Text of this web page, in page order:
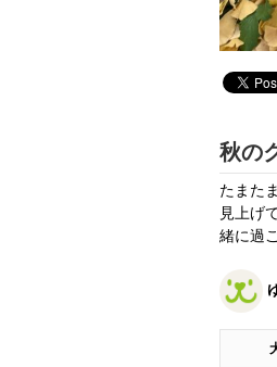
秋の
たまた
見上げ
緒に過